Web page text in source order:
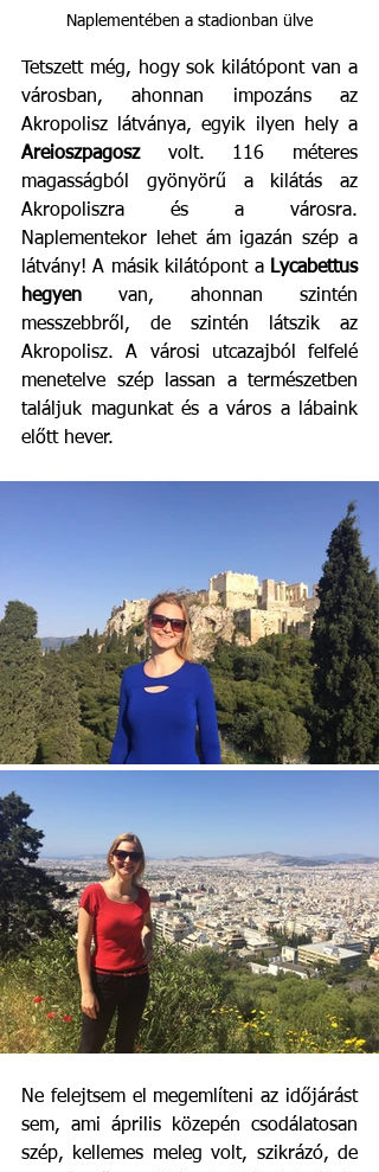
Naplementében a stadionban ülve
Tetszett még, hogy sok kilátópont van a
városban, ahonnan impozáns az
Areioszpagosz volt. 116 méteres
magasságból gyönyörű a kilátás az
Akropoliszra és a városra.
Naplementekor lehet ám igazán szép a
látvány! A másik kilátópont a Lycabettus
hegyen van, ahonnan szintén
messzebbről, de szintén látszik az
Akropolisz. A városi utcazajból felfelé
menetelve szép lassan a természetben
találjuk magunkat és a város a lábaink
előtt hever.
Ne felejtsem el megemlíteni az időjárást
sem, ami április közepén csodálatosan
szép, kellemes meleg volt, szikrázó, de